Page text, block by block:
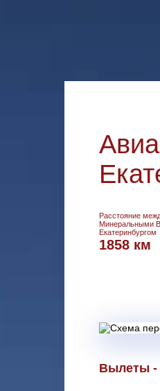
Расстояние
Минеральными
Екатеринбургом
1858 км
Вылеты -